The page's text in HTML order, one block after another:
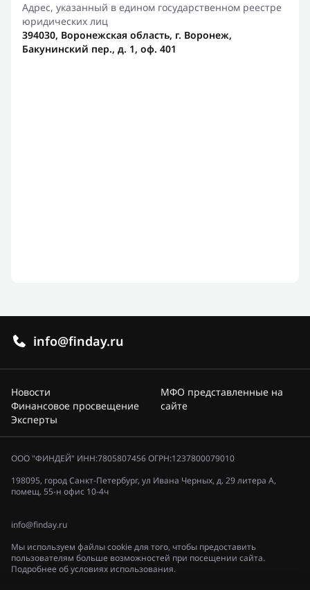
Адрес, указанный в едином государственном реестре
юридических лиц
394030, Воронежская область, г. Воронеж,
Бакунинский пер., д. 1, оф. 401
info@finday.ru
Новости
Финансовое просвещение
Эксперты
МФО представленные на
сайте
ООО "ФИНДЕЙ" ИНН:7805807456 ОГРН:1237800079010
198095, город Санкт-Петербург, ул Ивана Черных, д. 29 литера А,
помещ. 55-н офис 10-4ч
info@finday.ru
Мы используем файлы cookie для того, чтобы предоставить
пользователям больше возможностей при посещении сайта.
Подробнее об условиях использования.